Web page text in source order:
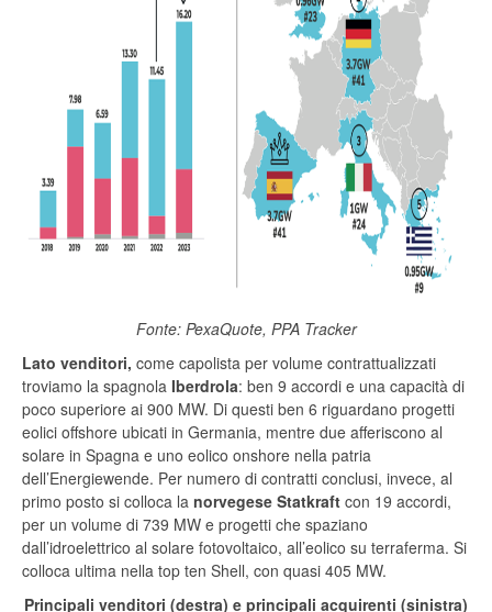
Fonte: PexaQuote, PPA Tracker
Lato venditori, come capolista per volume contrattualizzati
troviamo la spagnola Iberdrola: ben 9 accordi e una capacità di
poco superiore ai 900 MW. Di questi ben 6 riguardano progetti
eolici offshore ubicati in Germania, mentre due afferiscono al
solare in Spagna e uno eolico onshore nella patria
dell’Energiewende. Per numero di contratti conclusi, invece, al
primo posto si colloca la norvegese Statkraft con 19 accordi,
per un volume di 739 MW e progetti che spaziano
dall’idroelettrico al solare fotovoltaico, all’eolico su terraferma. Si
colloca ultima nella top ten Shell, con quasi 405 MW.
Principali venditori (destra) e principali acquirenti (sinistra)